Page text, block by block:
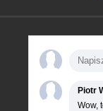
Piotr
Wow,